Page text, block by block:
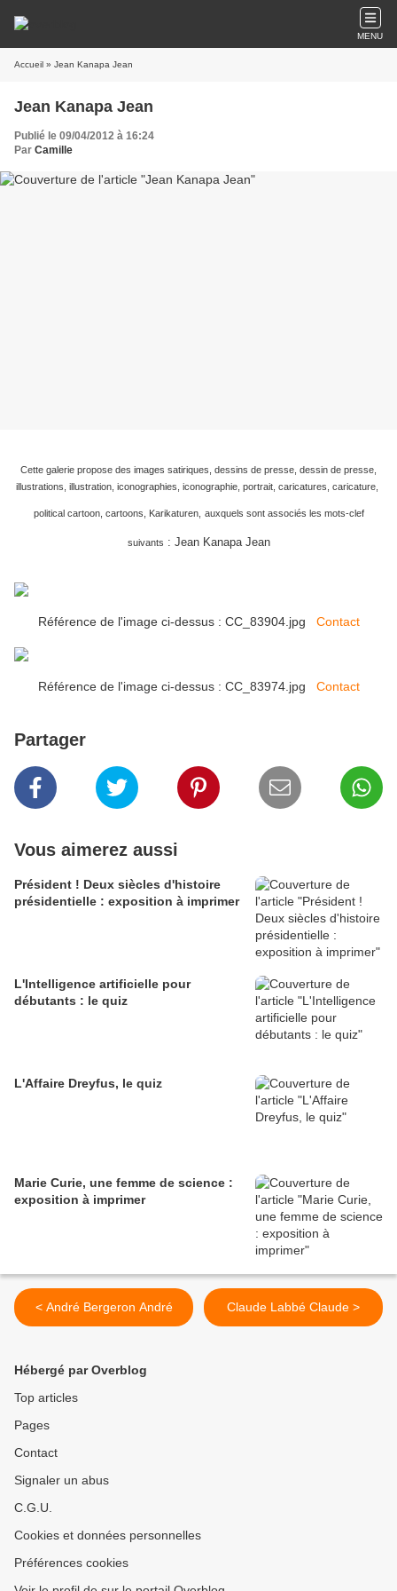
MENU
Accueil » Jean Kanapa Jean
Jean Kanapa Jean
Publié le 09/04/2012 à 16:24
Par Camille
Cette galerie propose des images satiriques, dessins de presse, dessin de presse,
illustrations, illustration, iconographies, iconographie, portrait, caricatures, caricature,
political cartoon, cartoons, Karikaturen, auxquels sont associés les mots-clef
suivants : Jean Kanapa Jean
Référence de l'image ci-dessus : CC_83904.jpg Contact
Référence de l'image ci-dessus : CC_83974.jpg Contact
Partager
Vous aimerez aussi
Président ! Deux siècles d'histoire
présidentielle : exposition à imprimer
L'Intelligence artificielle pour
débutants : le quiz
L'Affaire Dreyfus, le quiz
Marie Curie, une femme de science :
exposition à imprimer
< André Bergeron André Claude Labbé Claude >
Hébergé par Overblog
Top articles
Pages
Contact
Signaler un abus
C.G.U.
Cookies et données personnelles
Préférences cookies